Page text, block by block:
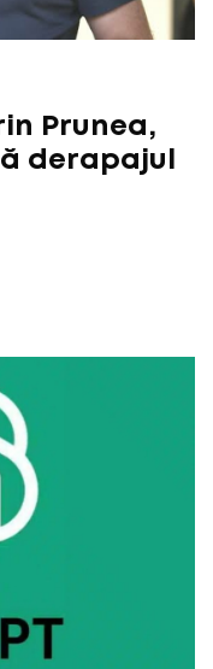
Prunea,
derapajul